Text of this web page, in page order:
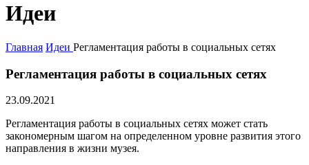
Идеи
Главная Идеи Регламентация работы в социальных сетях
Регламентация работы в социальных сетях
23.09.2021
Регламентация работы в социальных сетях может стать
закономерным шагом на определенном уровне развития этого
направления в жизни музея.